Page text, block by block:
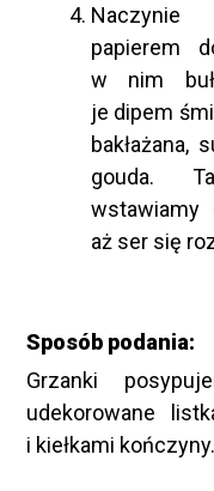
Naczynie
papierem
w nim
je dipem
bakłażana,
gouda.
wstawiamy
aż ser się
Sposób podania:
Grzanki
udekorowane
i kiełkami kończyny.